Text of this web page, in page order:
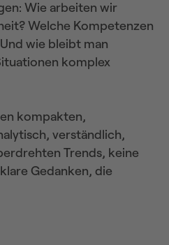
Wie arbeiten wir
Welche Kompetenzen
wie bleibt man
komplex
kompakten,
verständlich,
Trends, keine
Gedanken, die